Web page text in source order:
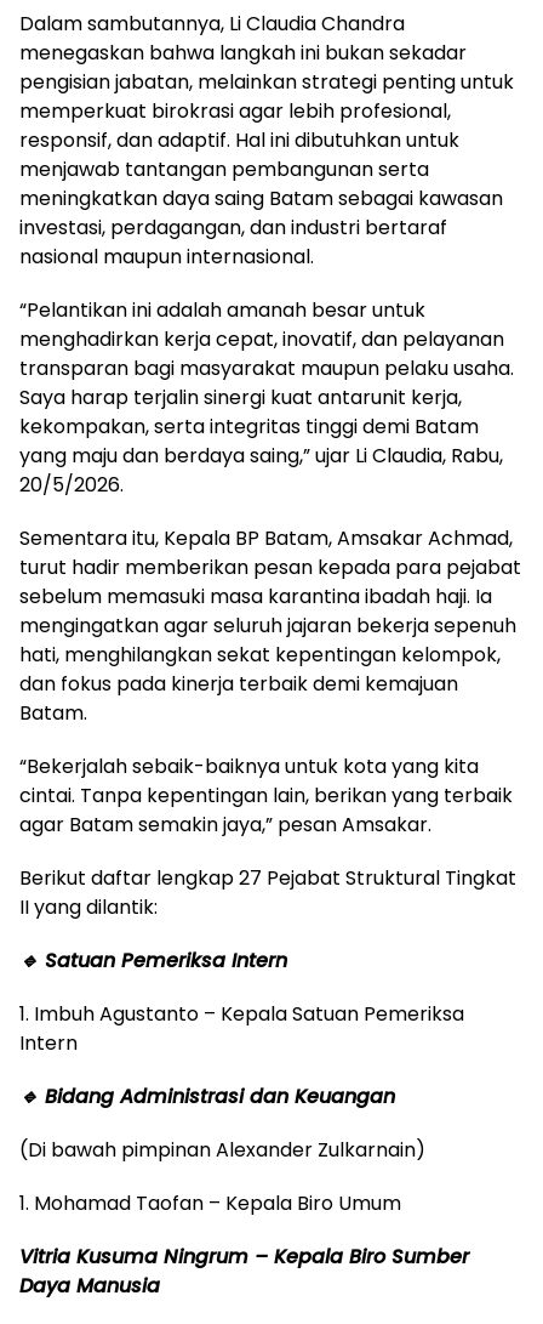
Dalam sambutannya, Li Claudia Chandra
menegaskan bahwa langkah ini bukan sekadar
pengisian jabatan, melainkan strategi penting untuk
memperkuat birokrasi agar lebih profesional,
responsif, dan adaptif. Hal ini dibutuhkan untuk
menjawab tantangan pembangunan serta
meningkatkan daya saing Batam sebagai kawasan
investasi, perdagangan, dan industri bertaraf
nasional maupun internasional.
“Pelantikan ini adalah amanah besar untuk
menghadirkan kerja cepat, inovatif, dan pelayanan
transparan bagi masyarakat maupun pelaku usaha.
Saya harap terjalin sinergi kuat antarunit kerja,
kekompakan, serta integritas tinggi demi Batam
yang maju dan berdaya saing,” ujar Li Claudia, Rabu,
20/5/2026.
Sementara itu, Kepala BP Batam, Amsakar Achmad,
turut hadir memberikan pesan kepada para pejabat
sebelum memasuki masa karantina ibadah haji. Ia
mengingatkan agar seluruh jajaran bekerja sepenuh
hati, menghilangkan sekat kepentingan kelompok,
dan fokus pada kinerja terbaik demi kemajuan
Batam.
“Bekerjalah sebaik-baiknya untuk kota yang kita
cintai. Tanpa kepentingan lain, berikan yang terbaik
agar Batam semakin jaya,” pesan Amsakar.
Berikut daftar lengkap 27 Pejabat Struktural Tingkat
II yang dilantik:
🔹 Satuan Pemeriksa Intern
1. Imbuh Agustanto – Kepala Satuan Pemeriksa
Intern
🔹 Bidang Administrasi dan Keuangan
(Di bawah pimpinan Alexander Zulkarnain)
1. Mohamad Taofan – Kepala Biro Umum
Vitria Kusuma Ningrum – Kepala Biro Sumber
Daya Manusia